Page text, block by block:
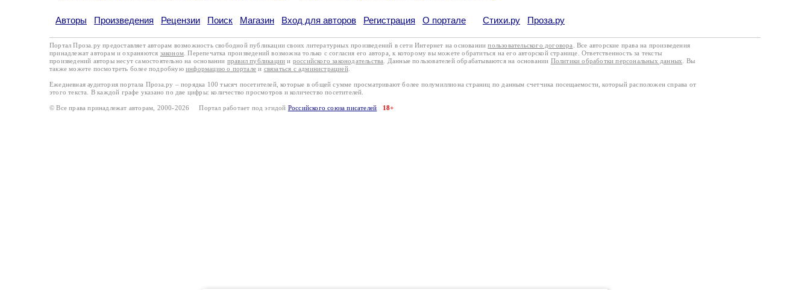
Авторы Произведения Рецензии Поиск Магазин Вход для авторов Регистрация О портале Стихи.ру Проза.ру
Портал Проза.ру предоставляет авторам возможность свободной публикации своих литературных произведений в сети Интернет на основаниипользовательского договора
. Все авторские права на произведения
принадлежат авторам и охраняются законом . Перепечатка произведений возможна только с согласия его автора, к которому вы можете обратиться на его авторской странице. Ответственность за тексты
произведений авторы несут самостоятельно на основании правил публикации и российского законодательства . Данные пользователей обрабатываются на основании Политики обработки персональных данных
. Вы
также можете посмотреть более подробную информацию о портале и связаться с администрацией.
Ежедневная аудитория портала Проза.ру – порядка 100 тысяч посетителей, которые в общей сумме просматривают более полумиллиона страниц по данным счетчика посещаемости, который расположен справа от
этого текста. В каждой графе указано по две цифры: количество просмотров и количество посетителей.
© Все права принадлежат авторам, 2000-2026 Портал работает под эгидой Российского союза писателей 18+